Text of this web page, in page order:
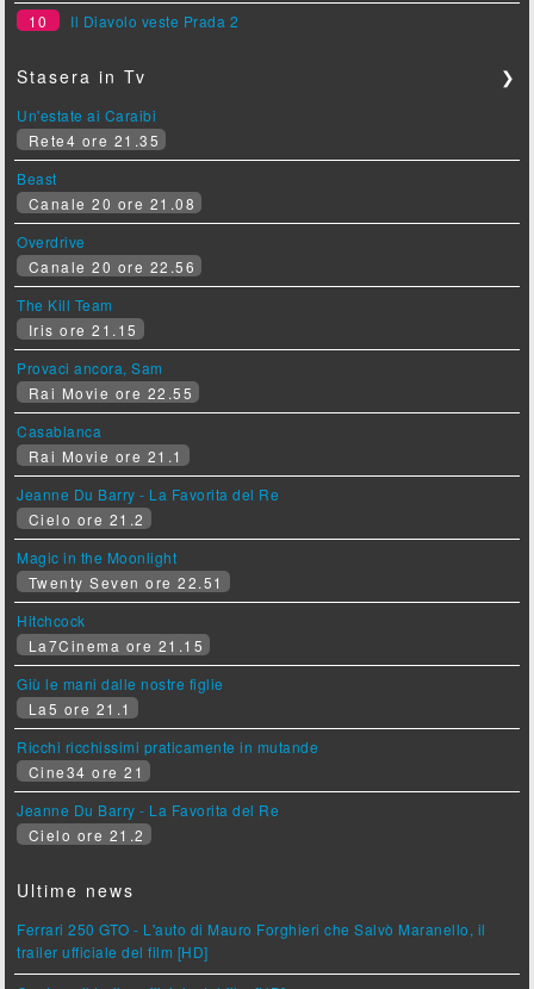
10
Il Diavolo veste Prada 2
Stasera in Tv ❯
Un'estate ai Caraibi
Rete4 ore 21.35
Beast
Canale 20 ore 21.08
Overdrive
Canale 20 ore 22.56
The Kill Team
Iris ore 21.15
Provaci ancora, Sam
Rai Movie ore 22.55
Casablanca
Rai Movie ore 21.1
Jeanne Du Barry - La Favorita del Re
Cielo ore 21.2
Magic in the Moonlight
Twenty Seven ore 22.51
Hitchcock
La7Cinema ore 21.15
Giù le mani dalle nostre figlie
La5 ore 21.1
Ricchi ricchissimi praticamente in mutande
Cine34 ore 21
Jeanne Du Barry - La Favorita del Re
Cielo ore 21.2
Ultime news
Ferrari 250 GTO - L'auto di Mauro Forghieri che Salvò Maranello, il
trailer ufficiale del film [HD]